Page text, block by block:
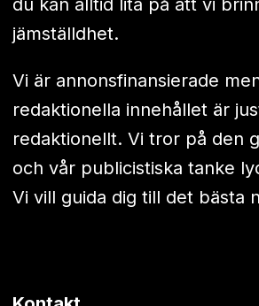
du kan alltid lita på att vi
jämställdhet.
Vi är annonsfinansierade
redaktionella innehållet är
redaktionellt. Vi tror på den
och vår publicistiska tanke
Vi vill guida dig till det bästa